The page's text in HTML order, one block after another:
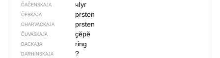
ČAČENSKAJA чIуг
ČESKAJA prsten
CHARVACKAJA prsten
ČUVASKAJA ҫӗрӗ
DACKAJA ring
DARHINSKAJA ?